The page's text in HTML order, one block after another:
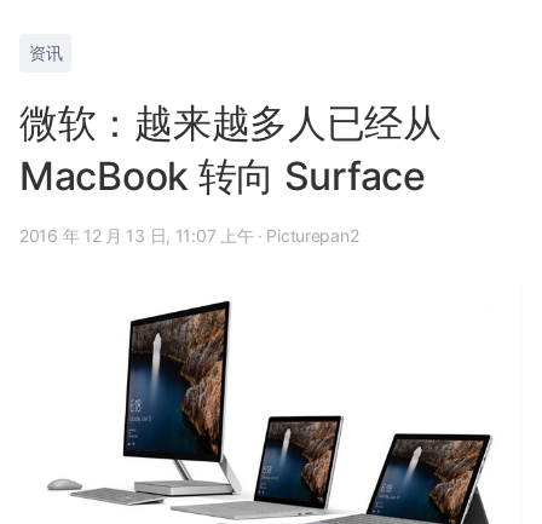
资讯
微软：越来越多人已经从
MacBook 转向 Surface
2016 年 12 月 13 日, 11:07 上午 · Picturepan2